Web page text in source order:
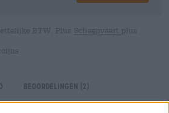
BTW. Plus Scheepvaart plus
Beoordelingen (2)